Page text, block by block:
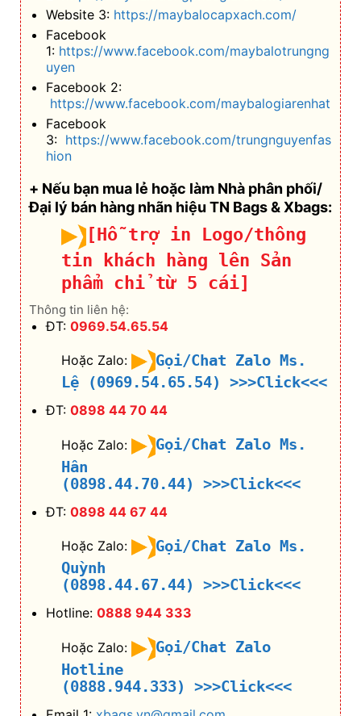
Website 3: https://maybalocapxach.com/
Facebook
1: https://www.facebook.com/maybalotrungng
uyen
Facebook 2:
https://www.facebook.com/maybalogiarenhat
Facebook
3: https://www.facebook.com/trungnguyenfas
hion
+ Nếu bạn mua lẻ hoặc làm Nhà phân phối/
Đại lý bán hàng nhãn hiệu TN Bags & Xbags:
[Hỗ trợ in Logo/thông
tin khách hàng lên Sản
phẩm chỉ từ 5 cái]
Thông tin liên hệ:
ĐT: 0969.54.65.54
Hoặc Zalo:
Gọi/Chat Zalo Ms.
Lệ (0969.54.65.54)
>>>Click<<<
ĐT: 0898 44 70 44
Hoặc Zalo:
Gọi/Chat Zalo Ms.
Hân
(0898.44.70.44)
>>>Click<<<
ĐT: 0898 44 67 44
Hoặc Zalo:
Gọi/Chat Zalo Ms.
Quỳnh
(0898.44.67.44)
>>>Click<<<
Hotline: 0888 944 333
Hoặc Zalo:
Gọi/Chat Zalo
Hotline
(0888.944.333)
>>>Click<<<